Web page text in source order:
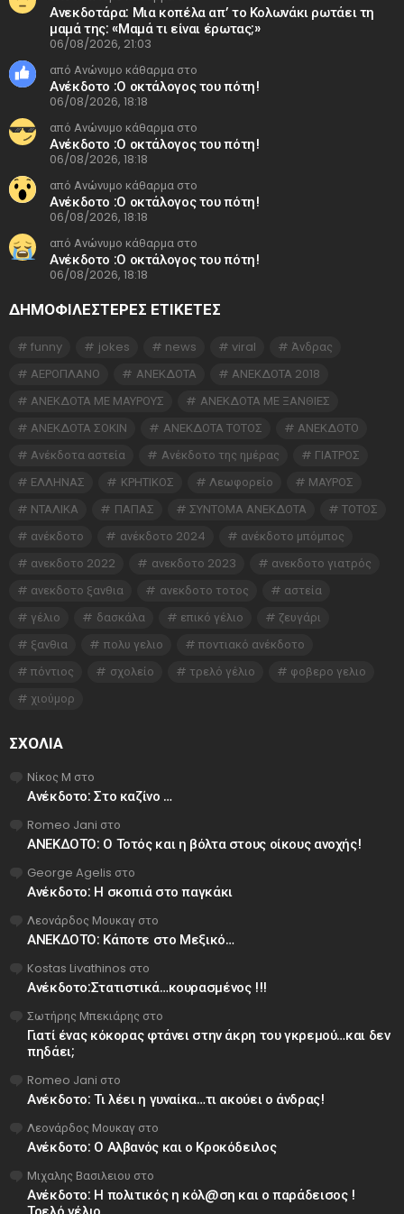
Ανεκδοτάρα: Μια κοπέλα απ’ το Κολωνάκι ρωτάει τη
μαμά της: «Μαμά τι είναι έρωτας;»
06/08/2026, 21:03
από Ανώνυμο κάθαρμα στο
Ανέκδοτο :Ο οκτάλογος του πότη!
06/08/2026, 18:18
από Ανώνυμο κάθαρμα στο
Ανέκδοτο :Ο οκτάλογος του πότη!
06/08/2026, 18:18
από Ανώνυμο κάθαρμα στο
Ανέκδοτο :Ο οκτάλογος του πότη!
06/08/2026, 18:18
από Ανώνυμο κάθαρμα στο
Ανέκδοτο :Ο οκτάλογος του πότη!
06/08/2026, 18:18
ΔΗΜΟΦΙΛΕΣΤΕΡΕΣ ΕΤΙΚΈΤΕΣ
funny jokes news viral
Άνδρας
ΑΕΡΟΠΛΑΝΟ
ΑΝΕΚΔΟΤΑ
ΑΝΕΚΔΟΤΑ 2018
ΑΝΕΚΔΟΤΑ ΜΕ ΜΑΥΡΟΥΣ
ΑΝΕΚΔΟΤΑ ΜΕ ΞΑΝΘΙΕΣ
ΑΝΕΚΔΟΤΑ ΣΟΚΙΝ
ΑΝΕΚΔΟΤΑ ΤΟΤΟΣ
ΑΝΕΚΔΟΤΟ
Ανέκδοτα αστεία
Ανέκδοτο της ημέρας
ΓΙΑΤΡΟΣ
ΕΛΛΗΝΑΣ
ΚΡΗΤΙΚΟΣ Λεωφορείο
ΜΑΥΡΟΣ
ΝΤΑΛΙΚΑ
ΠΑΠΑΣ ΣΥΝΤΟΜΑ ΑΝΕΚΔΟΤΑ
ΤΟΤΟΣ
ανέκδοτο
ανέκδοτο 2024
ανέκδοτο μπόμπος
ανεκδοτο 2022
ανεκδοτο 2023
ανεκδοτο γιατρός
ανεκδοτο ξανθια
ανεκδοτο τοτος
αστεία
γέλιο
δασκάλα επικό γέλιο
ζευγάρι
ξανθια
πολυ γελιο
ποντιακό ανέκδοτο
πόντιος
σχολείο τρελό γέλιο
φοβερο γελιο
χιούμορ
ΣΧΌΛΙΑ
Νίκος Μ στο
Ανέκδοτο: Στο καζίνο …
Romeo Jani στο
ΑΝΕΚΔΟΤΟ: Ο Τοτός και η βόλτα στους οίκους ανοχής!
George Agelis στο
Ανέκδοτο: Η σκοπιά στο παγκάκι
Λεονάρδος Μουκαγ στο
ΑΝΕΚΔΟΤΟ: Κάποτε στο Μεξικό…
Kostas Livathinos στο
Ανέκδοτο:Στατιστικά…κουρασμένος !!!
Σωτήρης Μπεκιάρης στο
Γιατί ένας κόκορας φτάνει στην άκρη του γκρεμού…και δεν
πηδάει;
Romeo Jani στο
Ανέκδοτο: Τι λέει η γυναίκα…τι ακούει ο άνδρας!
Λεονάρδος Μουκαγ στο
Ανέκδοτο: Ο Αλβανός και ο Κροκόδειλος
Μιχαλης Βασιλειου στο
Ανέκδοτο: Η πολιτικός η κόλ@ση και ο παράδεισος !